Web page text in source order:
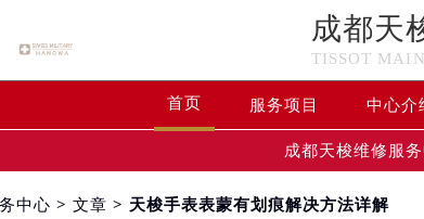
成都天
TISSOT
首页 服务项目 中心介
成都天梭维修服
中心 > 文章 > 天梭手表表蒙有划痕解决方法详解